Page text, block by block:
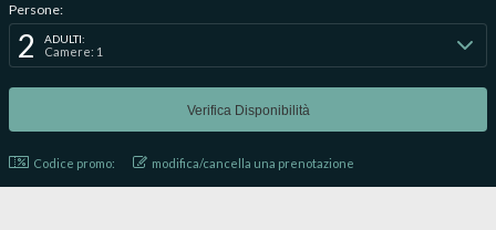
Persone:
2 ADULTI:
Camere: 1
Codice promo: modifica/cancella una prenotazione